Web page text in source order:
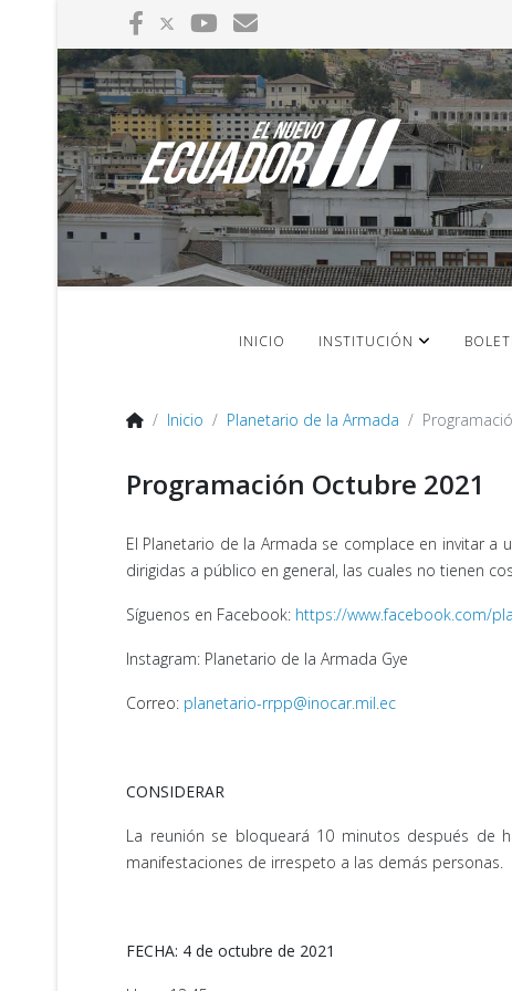
INICIO INSTITUCIÓN
Inicio Planetario de la Armada
Programación Octubre 2021
El Planetario de la Armada se complace en invitar a
dirigidas a público en general, las cuales no tienen
Síguenos en Facebook: https://www.facebook.com/
Instagram: Planetario de la Armada Gye
Correo: planetario-rrpp@inocar.mil.ec
CONSIDERAR
La reunión se bloqueará 10 minutos después de
manifestaciones de irrespeto a las demás personas.
FECHA: 4 de octubre de 2021